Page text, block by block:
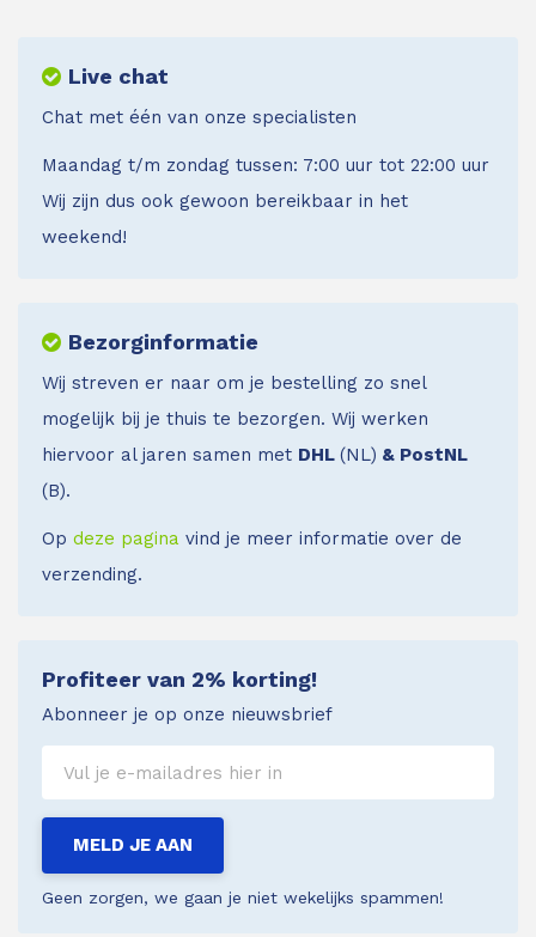
Live chat
Chat met één van onze specialisten
Maandag t/m zondag tussen: 7:00 uur tot 22:00 uur
Wij zijn dus ook gewoon bereikbaar in het
weekend!
Bezorginformatie
Wij streven er naar om je bestelling zo snel
mogelijk bij je thuis te bezorgen. Wij werken
hiervoor al jaren samen met DHL (NL) & PostNL
(B).
Op deze pagina vind je meer informatie over de
verzending.
Profiteer van 2% korting!
Abonneer je op onze nieuwsbrief
Geen zorgen, we gaan je niet wekelijks spammen!
MELD JE AAN